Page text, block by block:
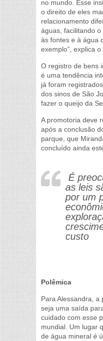
no mundo. Esse
o direito de eles
relacionamento
águas, facilitando
às fontes e à água
exemplo”, explica
O registro de bens
é uma tendência
já foram
dos sinos de São
fazer o queijo da
A promotoria deve
após a conclusão
parque, que
concluído ainda
É
as leis
por um
custo
Polêmica
Para Alessandra, a
seja uma saída
cuidado com esse
mundial. Um lugar
de água mineral é